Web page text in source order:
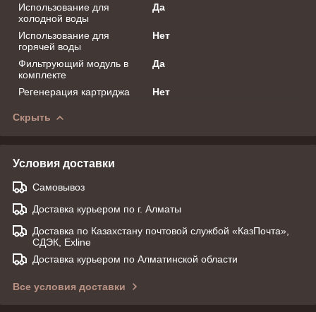
Использование для
холодной воды
Да
Использование для
горячей воды
Нет
Фильтрующий модуль в
комплекте
Да
Регенерация картриджа Нет
Скрыть
Условия доставки
Самовывоз
Доставка курьером по г. Алматы
Доставка по Казахстану почтовой службой «КазПочта»,
СДЭК, Exline
Доставка курьером по Алматинской области
Все условия доставки